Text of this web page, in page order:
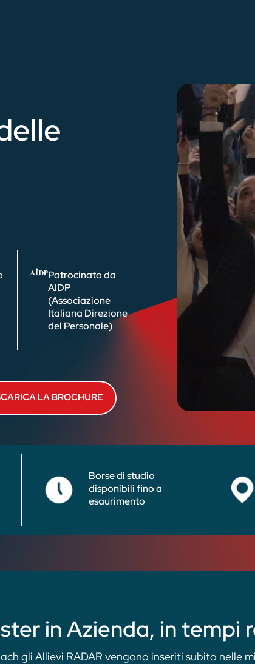
Patrocinato da
AIDP
(Associazione
Italiana Direzione
del Personale)
LA BROCHURE
Borse di studio
disponibili fino a
esaurimento
in Azienda, in tempi
gli Allievi RADAR vengono inseriti subito nelle